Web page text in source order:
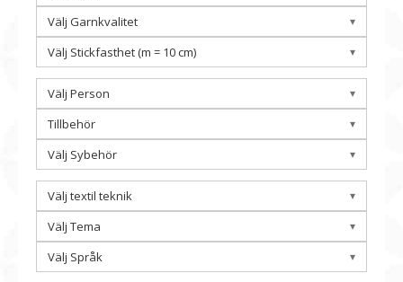
Välj Garnkvalitet
Välj Stickfasthet (m = 10 cm)
Välj Person
Tillbehör
Välj Sybehör
Välj textil teknik
Välj Tema
Välj Språk